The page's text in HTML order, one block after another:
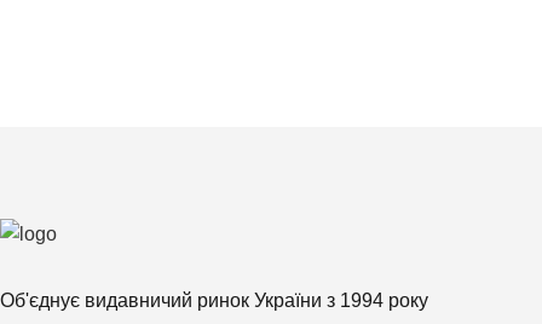
Об'єднує видавничий ринок України з 1994 року